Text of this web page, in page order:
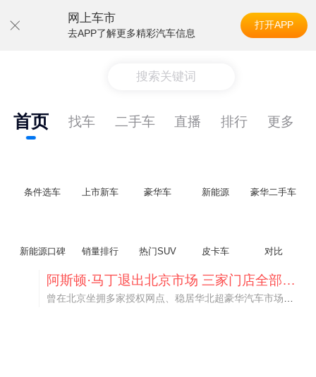
网上车市
去APP了解更多精彩汽车信息
打开APP
搜索关键词
首页 找车 二手车 直播 排行 更多
条件选车 上市新车 豪华车 新能源 豪华二手车
新能源口碑 销量排行 热门SUV 皮卡车 对比
不要伤了余承东的心！不内卷价格的华为，弥足珍贵！
纵观鸿蒙智行一路走来的发展路径，很难得地走出了一条和当下车市截然不同的道路：不靠降价走量、不参与低端价格厮杀，始终以技术迭代、架构创新、智能化体验升级、整车品质突破作为核心驱动力，稳步实现产品价值向上、品牌价格带稳步攀升。